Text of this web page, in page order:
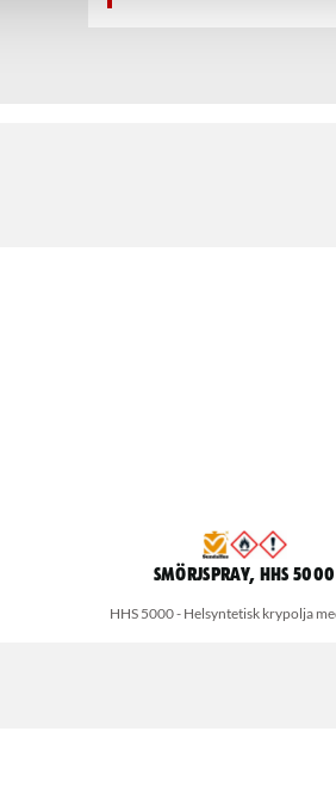
Smörjspray, HHS 5000
HHS 5000 - Helsyntetisk krypolja